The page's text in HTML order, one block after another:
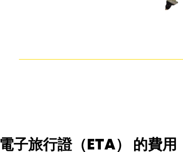
電子旅行證（ETA） 的費用